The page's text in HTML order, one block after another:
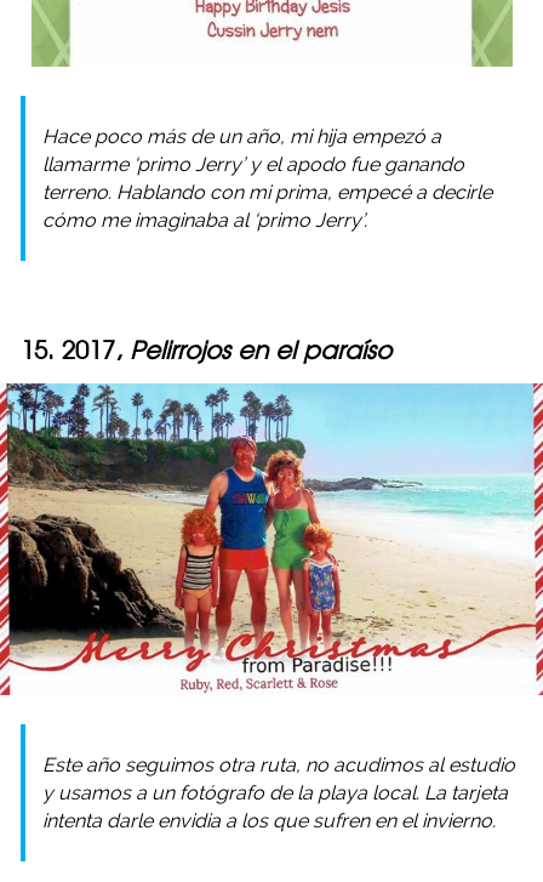
Hace poco más de un año, mi hija empezó a
llamarme ‘primo Jerry’ y el apodo fue ganando
terreno. Hablando con mi prima, empecé a decirle
cómo me imaginaba al ‘primo Jerry’.
15. 2017, Pelirrojos en el paraíso
Este año seguimos otra ruta, no acudimos al estudio
y usamos a un fotógrafo de la playa local. La tarjeta
intenta darle envidia a los que sufren en el invierno.